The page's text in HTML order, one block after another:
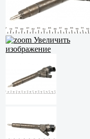
Увеличить
изображение